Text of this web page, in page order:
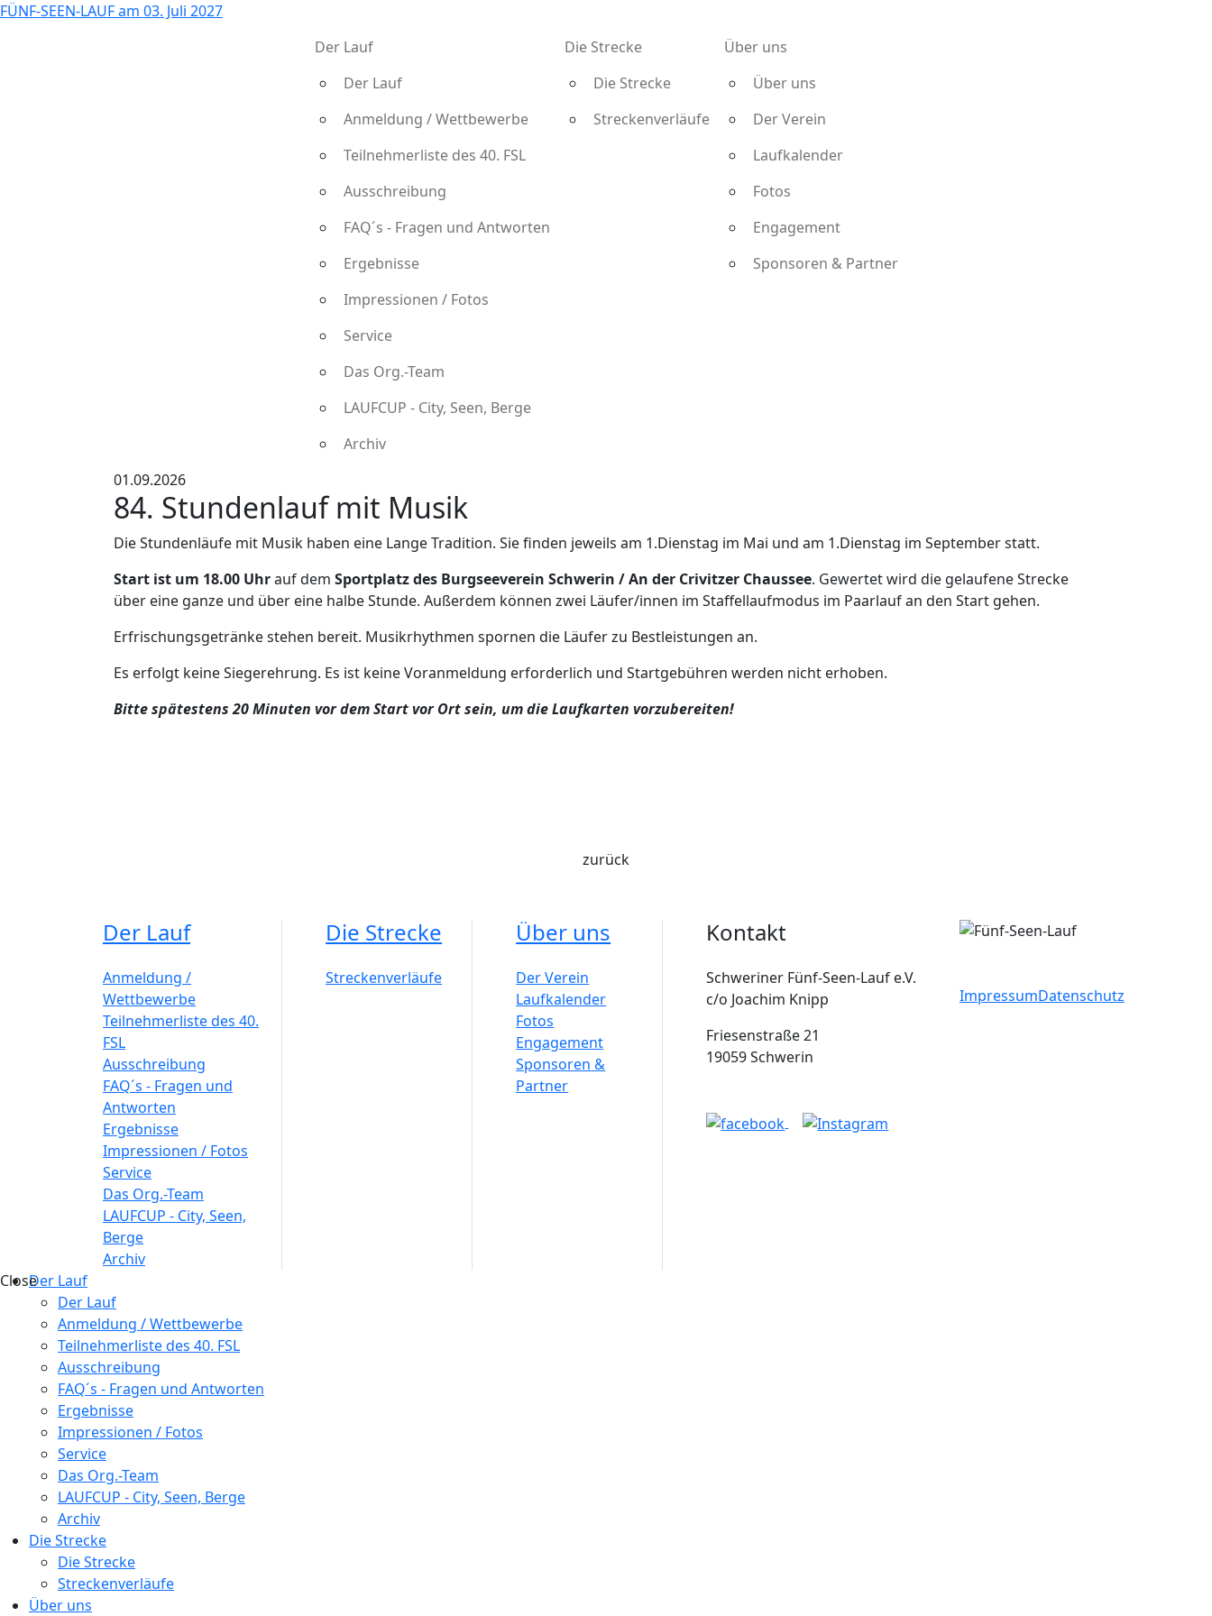
FÜNF-SEEN-LAUFam 03. Juli 2027
Der Lauf
Der Lauf
Anmeldung / Wettbewerbe
Teilnehmerliste des 40. FSL
Ausschreibung
FAQ´s - Fragen und Antworten
Ergebnisse
Impressionen / Fotos
Service
Das Org.-Team
LAUFCUP - City, Seen, Berge
Archiv
Die Strecke
Die Strecke
Streckenverläufe
Über uns
Über uns
Der Verein
Laufkalender
Fotos
Engagement
Sponsoren & Partner
01.09.2026
84. Stundenlauf mit Musik
Die Stundenläufe mit Musik haben eine Lange Tradition. Sie finden jeweils am 1.Dienstag im Mai und am 1.Dienstag im September statt.
Start ist um 18.00 Uhrauf dem Sportplatz des Burgseeverein Schwerin / An der Crivitzer Chaussee. Gewertet wird die gelaufene Strecke
über eine ganze und über eine halbe Stunde. Außerdem können zwei Läufer/innen im Staffellaufmodus im Paarlauf an den Start gehen.
Erfrischungsgetränke stehen bereit. Musikrhythmen spornen die Läufer zu Bestleistungen an.
Es erfolgt keine Siegerehrung. Es ist keine Voranmeldung erforderlich und Startgebühren werden nicht erhoben.
Bitte spätestens 20 Minuten vor dem Start vor Ort sein, um die Laufkarten vorzubereiten!
zurück
Der Lauf
Anmeldung /
Wettbewerbe
Teilnehmerliste des 40.
FSL
Ausschreibung
FAQ´s - Fragen und
Antworten
Ergebnisse
Impressionen / Fotos
Service
Das Org.-Team
LAUFCUP - City, Seen,
Berge
Archiv
Die Strecke
Streckenverläufe
Über uns
Der Verein
Laufkalender
Fotos
Engagement
Sponsoren &
Partner
Kontakt
Schweriner Fünf-Seen-Lauf e.V.
c/o Joachim Knipp
Friesenstraße 21
19059 Schwerin
ImpressumDatenschutz
CloseDer Lauf
Der Lauf
Anmeldung / Wettbewerbe
Teilnehmerliste des 40. FSL
Ausschreibung
FAQ´s - Fragen und Antworten
Ergebnisse
Impressionen / Fotos
Service
Das Org.-Team
LAUFCUP - City, Seen, Berge
Archiv
Die Strecke
Die Strecke
Streckenverläufe
Über uns